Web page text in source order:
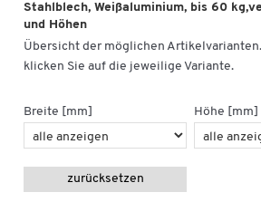
Stahlblech, Weißaluminium, bis 60
und Höhen
Übersicht der möglichen
klicken Sie auf die jeweilige Variante.
Breite [mm] Höhe [mm]
zurücksetzen